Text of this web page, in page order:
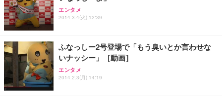
エンタメ
2014.3.4(火) 12:39
ふなっしー2号登場で「もう臭いとか言わせな
いナッシー」［動画］
エンタメ
2014.2.3(月) 14:19